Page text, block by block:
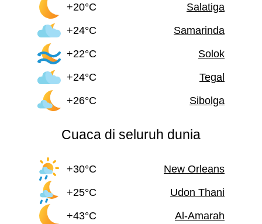
+20°C
Salatiga
+24°C
Samarinda
+22°C
Solok
+24°C
Tegal
+26°C
Sibolga
Cuaca di seluruh dunia
+30°C
New Orleans
+25°C
Udon Thani
+43°C
Al-Amarah